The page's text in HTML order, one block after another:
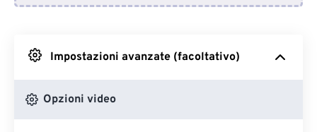
Da Google Drive
Impostazioni avanzate (facoltativo)
Opzioni video